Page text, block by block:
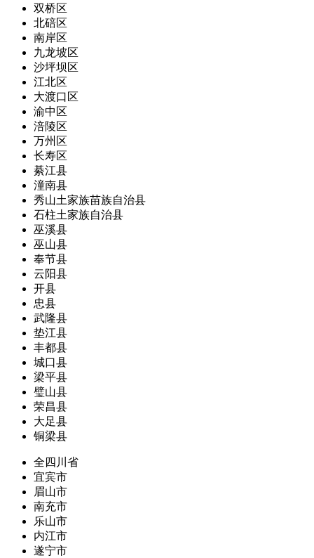
双桥区
北碚区
南岸区
九龙坡区
沙坪坝区
江北区
大渡口区
渝中区
涪陵区
万州区
长寿区
綦江县
潼南县
秀山土家族苗族自治县
石柱土家族自治县
巫溪县
巫山县
奉节县
云阳县
开县
忠县
武隆县
垫江县
丰都县
城口县
梁平县
璧山县
荣昌县
大足县
铜梁县
全四川省
宜宾市
眉山市
南充市
乐山市
内江市
遂宁市